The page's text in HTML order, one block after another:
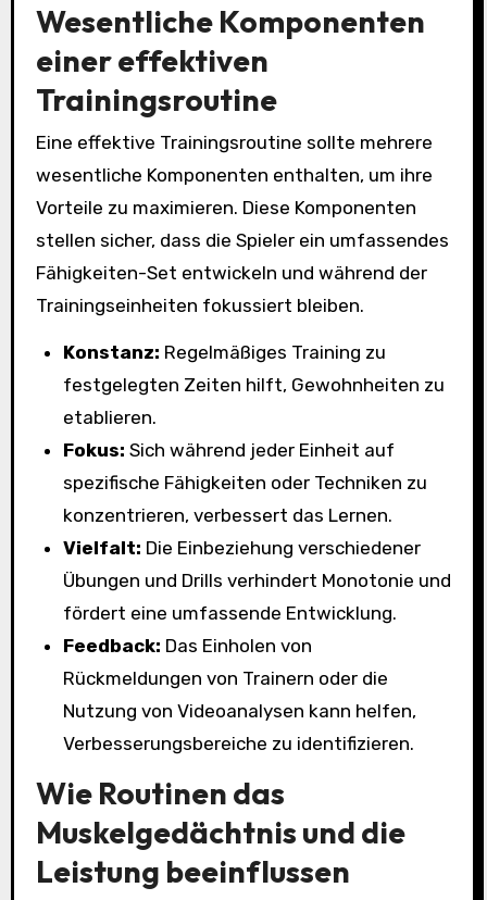
Wesentliche Komponenten
einer effektiven
Trainingsroutine
Eine effektive Trainingsroutine sollte mehrere
wesentliche Komponenten enthalten, um ihre
Vorteile zu maximieren. Diese Komponenten
stellen sicher, dass die Spieler ein umfassendes
Fähigkeiten-Set entwickeln und während der
Trainingseinheiten fokussiert bleiben.
Konstanz: Regelmäßiges Training zu
festgelegten Zeiten hilft, Gewohnheiten zu
etablieren.
Fokus: Sich während jeder Einheit auf
spezifische Fähigkeiten oder Techniken zu
konzentrieren, verbessert das Lernen.
Vielfalt: Die Einbeziehung verschiedener
Übungen und Drills verhindert Monotonie und
fördert eine umfassende Entwicklung.
Feedback: Das Einholen von
Rückmeldungen von Trainern oder die
Nutzung von Videoanalysen kann helfen,
Verbesserungsbereiche zu identifizieren.
Wie Routinen das
Muskelgedächtnis und die
Leistung beeinflussen